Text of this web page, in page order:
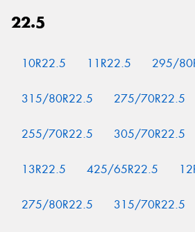
22.5
10R22.5 11R22.5 295/
315/80R22.5 275/70R22.5
255/70R22.5 305/70R22.5
13R22.5 425/65R22.5
275/80R22.5 315/70R22.5